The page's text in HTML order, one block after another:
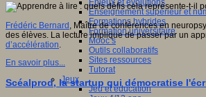
Enjeux et évolutions
Enseignement supérieur et
Formations hybrides
Formation universitaire
Mooc’s
Outils collaboratifs
Sites ressources
Tutorat
Jeux
Jeu et éducation
Frédéric Bernard , Maître de conférences en
des élèves. La lecture implique de passer par un
d’accélération.
En savoir plus...
Scéalprod, la startup qui démocratise